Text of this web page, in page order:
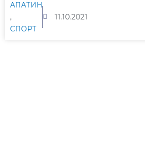
АПАТИН
,
СПОРТ
11.10.2021